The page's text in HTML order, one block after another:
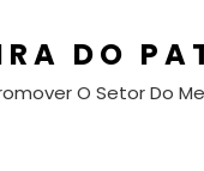
DO
O Setor Do